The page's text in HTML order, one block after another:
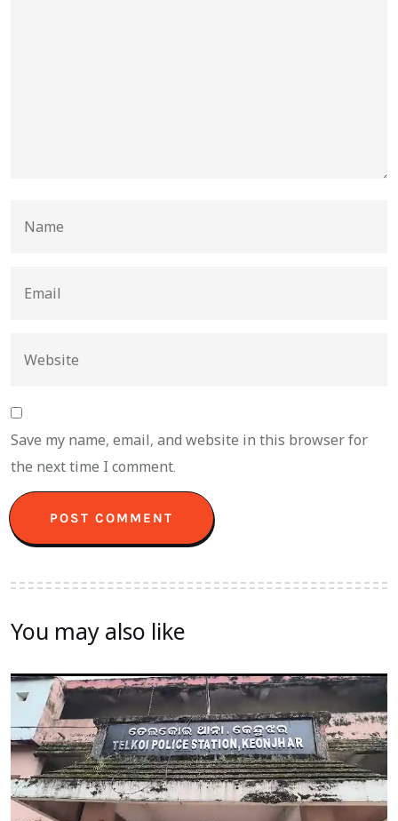
Save my name, email, and website in this browser for
the next time I comment.
You may also like